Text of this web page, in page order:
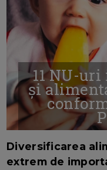
11 NU-
și
Diversificarea
extrem de